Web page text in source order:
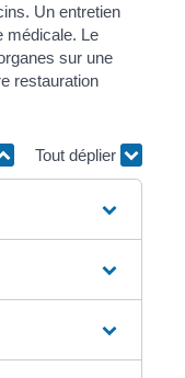
Un entretien
médicale. Le
sur une
restauration
Tout déplier